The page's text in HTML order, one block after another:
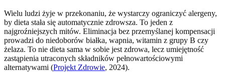
Wielu ludzi żyje w przekonaniu, że wystarczy ograniczyć alergeny,
by dieta stała się automatycznie zdrowsza. To jeden z
najgroźniejszych mitów. Eliminacja bez przemyślanej kompensacji
prowadzi do niedoborów białka, wapnia, witamin z grupy B czy
żelaza. To nie dieta sama w sobie jest zdrowa, lecz umiejętność
zastąpienia utraconych składników pełnowartościowymi
alternatywami (Projekt Zdrowie, 2024).